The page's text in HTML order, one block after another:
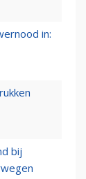
in:
bij